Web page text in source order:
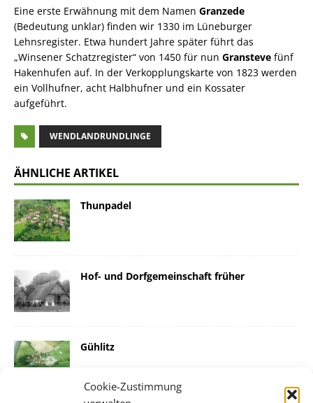
Cookie-Zustimmung
Eine erste Erwähnung mit dem Namen Granzede
(Bedeutung unklar) finden wir 1330 im Lüneburger
Lehnsregister. Etwa hundert Jahre später führt das
„Winsener Schatzregister“ von 1450 für nun Gransteve fünf
Hakenhufen auf. In der Verkopplungskarte von 1823 werden
ein Vollhufner, acht Halbhufner und ein Kossater
aufgeführt.
WENDLANDRUNDLINGE
ÄHNLICHE ARTIKEL
Thunpadel
Hof- und Dorfgemeinschaft früher
Gühlitz